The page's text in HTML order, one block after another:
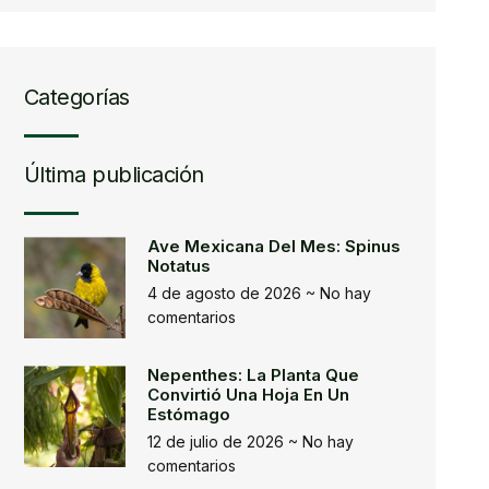
Categorías
Última publicación
Ave Mexicana Del Mes: Spinus
Notatus
4 de agosto de 2026
No hay
comentarios
Nepenthes: La Planta Que
Convirtió Una Hoja En Un
Estómago
12 de julio de 2026
No hay
comentarios